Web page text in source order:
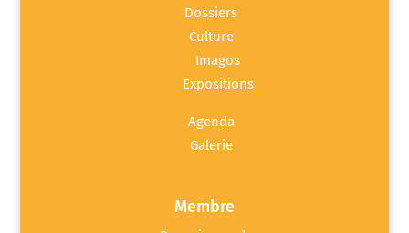
Dossiers
Culture
Imagos
Expositions
Agenda
Galerie
Membre